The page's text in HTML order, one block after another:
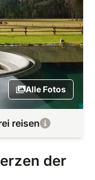
Alle Fotos
reisen
der